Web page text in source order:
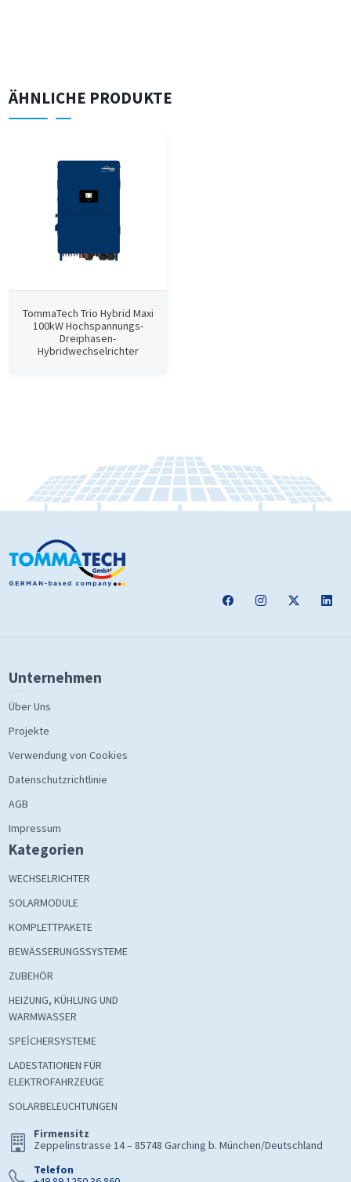
ÄHNLICHE PRODUKTE
TommaTech Trio Hybrid Maxi
100kW Hochspannungs-
Dreiphasen-
Hybridwechselrichter
Unternehmen
Über Uns
Projekte
Verwendung von Cookies
Datenschutzrichtlinie
AGB
Impressum
Kategorien
WECHSELRICHTER
SOLARMODULE
KOMPLETTPAKETE
BEWÄSSERUNGSSYSTEME
ZUBEHÖR
HEIZUNG, KÜHLUNG UND
WARMWASSER
SPEİCHERSYSTEME
LADESTATIONEN FÜR
ELEKTROFAHRZEUGE
SOLARBELEUCHTUNGEN
Firmensitz
Zeppelinstrasse 14 – 85748 Garching b. München/Deutschland
Telefon